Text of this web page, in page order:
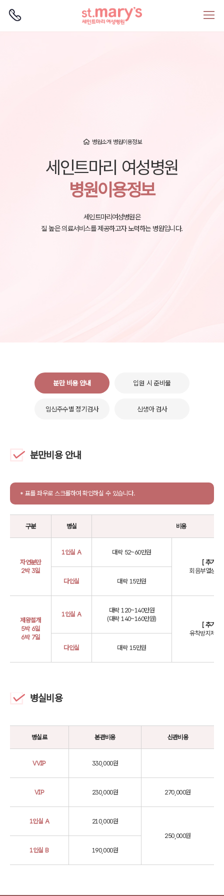
병원소개 병원이용정보
세인트마리 여성병원
병원이용정보
세인트마리여성병원은
질 높은 의료서비스를 제공하고자 노력하는 병원입니다.
분만 비용 안내 입원 시 준비물
임신주수별 정기검사 신생아 검사
분만비용 안내
* 표를 좌우로 스크롤하여 확인하실 수 있습니다.
구분 병실 비용
자연분만
2박 3일
1인실 A
대략 52~60만원
[ 추가선
회음부열상주
다인실
대략 15만원
제왕절개
5박 6일
6박 7일
1인실 A
대략 120~140만원
(대략 140~160만원)
[ 추가선
유착방지제,
다인실
대략 15만원
병실비용
병실료 본관비용 신관비용
VVIP 330,000원
VIP 230,000원 270,000원
1인실 A
210,000원
250,000원
1인실 B
190,000원